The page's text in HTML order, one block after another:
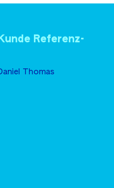
Referenz-